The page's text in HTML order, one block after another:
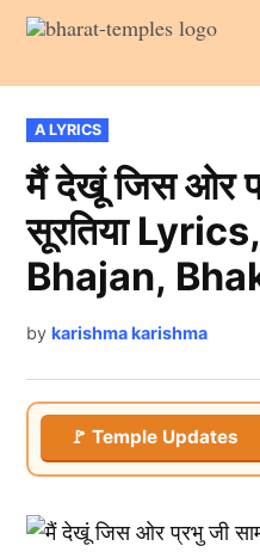
Skip
content
POSTED
IN
A LYRICS
मैं देखूं जिस ओर
सूरतिया
Bhajan,
by karishma karishma
🚩 Temple Updates